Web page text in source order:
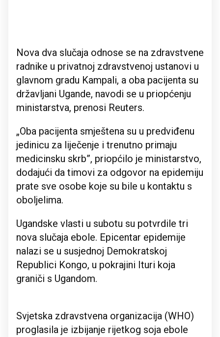
Nova dva slučaja odnose se na zdravstvene
radnike u privatnoj zdravstvenoj ustanovi u
glavnom gradu Kampali, a oba pacijenta su
državljani Ugande, navodi se u priopćenju
ministarstva, prenosi Reuters.
„Oba pacijenta smještena su u predviđenu
jedinicu za liječenje i trenutno primaju
medicinsku skrb”, priopćilo je ministarstvo,
dodajući da timovi za odgovor na epidemiju
prate sve osobe koje su bile u kontaktu s
oboljelima.
Ugandske vlasti u subotu su potvrdile tri
nova slučaja ebole. Epicentar epidemije
nalazi se u susjednoj Demokratskoj
Republici Kongo, u pokrajini Ituri koja
graniči s Ugandom.
Svjetska zdravstvena organizacija (WHO)
proglasila je izbijanje rijetkog soja ebole